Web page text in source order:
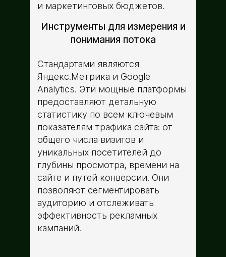
и маркетинговых бюджетов.
Инструменты для измерения и
понимания потока
Стандартами являются
Яндекс.Метрика и Google
Analytics. Эти мощные платформы
предоставляют детальную
статистику по всем ключевым
показателям трафика сайта: от
общего числа визитов и
уникальных посетителей до
глубины просмотра, времени на
сайте и путей конверсии. Они
позволяют сегментировать
аудиторию и отслеживать
эффективность рекламных
кампаний.